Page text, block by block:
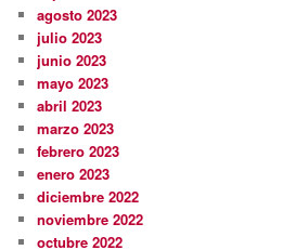
agosto 2023
julio 2023
junio 2023
mayo 2023
abril 2023
marzo 2023
febrero 2023
enero 2023
diciembre 2022
noviembre 2022
octubre 2022